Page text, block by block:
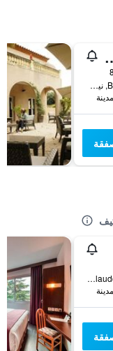
سنتر
5 Boulevard de Prague, نيم, إقليم غارد, فرنسا
152 Rue Claude Nicolas Ledoux, نيم, إقليم غارد, فرنسا